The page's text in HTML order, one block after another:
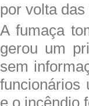
por volta
A fumaça
gerou um
sem
funcionários
e o incêndio